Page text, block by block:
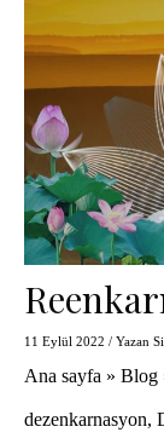
11 Eylül 2022 / Yazan
Ana sayfa » Blog
dezenkarnasyon,